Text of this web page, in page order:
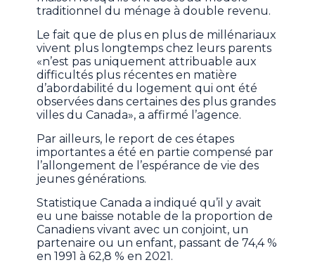
traditionnel du ménage à double revenu.
Le fait que de plus en plus de millénariaux
vivent plus longtemps chez leurs parents
«n’est pas uniquement attribuable aux
difficultés plus récentes en matière
d’abordabilité du logement qui ont été
observées dans certaines des plus grandes
villes du Canada», a affirmé l’agence.
Par ailleurs, le report de ces étapes
importantes a été en partie compensé par
l’allongement de l’espérance de vie des
jeunes générations.
Statistique Canada a indiqué qu’il y avait
eu une baisse notable de la proportion de
Canadiens vivant avec un conjoint, un
partenaire ou un enfant, passant de 74,4 %
en 1991 à 62,8 % en 2021.